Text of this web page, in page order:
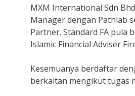
MXM International Sdn
Manager dengan Pathlab
Partner. Standard FA pula
Islamic Financial Adviser
Kesemuanya berdaftar
berkaitan mengikut tugas